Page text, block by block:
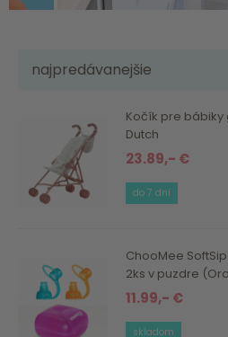
najpredávanejšie
Kočík pre bábiky
Dutch
23.89,- €
do 7 dní
ChooMee
2ks v puzdre
11.99,- €
skladom